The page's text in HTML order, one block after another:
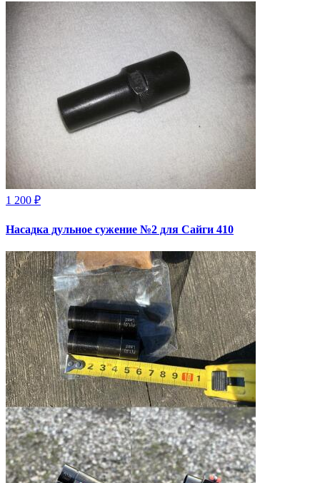
1 200 ₽
Насадка дульное сужение №2 для Сайги 410